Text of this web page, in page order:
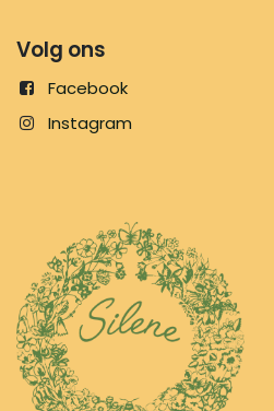
Volg ons
Facebook
Instagram